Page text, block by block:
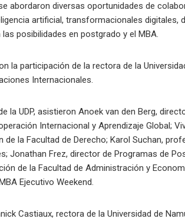
abordaron diversas oportunidades de
artificial, transformacionales digitales,
posibilidades en postgrado y el MBA.
la participación de la rectora de la
Internacionales.
la UDP, asistieron Anoek van den Berg,
Internacional y Aprendizaje Global;
de la Facultad de Derecho; Karol Suchan,
Jonathan Frez, director de Programas de
de la Facultad de Administración y
Ejecutivo Weekend.
Castiaux, rectora de la Universidad de